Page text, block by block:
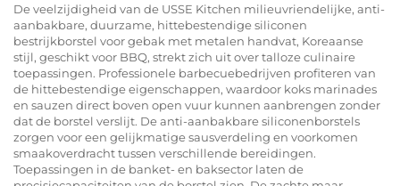
De veelzijdigheid van de USSE Kitchen milieuvriendelijke, anti-
aanbakbare, duurzame, hittebestendige siliconen
bestrijkborstel voor gebak met metalen handvat, Koreaanse
stijl, geschikt voor BBQ, strekt zich uit over talloze culinaire
toepassingen. Professionele barbecuebedrijven profiteren van
de hittebestendige eigenschappen, waardoor koks marinades
en sauzen direct boven open vuur kunnen aanbrengen zonder
dat de borstel verslijt. De anti-aanbakbare siliconenborstels
zorgen voor een gelijkmatige sausverdeling en voorkomen
smaakoverdracht tussen verschillende bereidingen.
Toepassingen in de banket- en baksector laten de